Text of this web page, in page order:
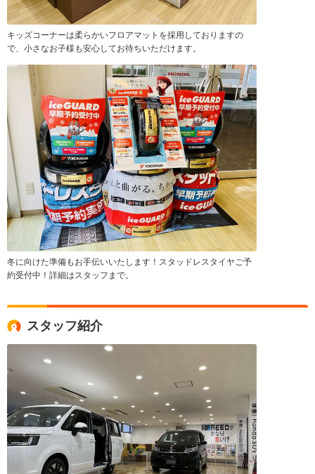
キッズコーナーは柔らかいフロアマットを採用しておりますの
で、小さなお子様も安心してお待ちいただけます。
冬に向けた準備もお手伝いいたします！スタッドレスタイヤご予
約受付中！詳細はスタッフまで。
スタッフ紹介